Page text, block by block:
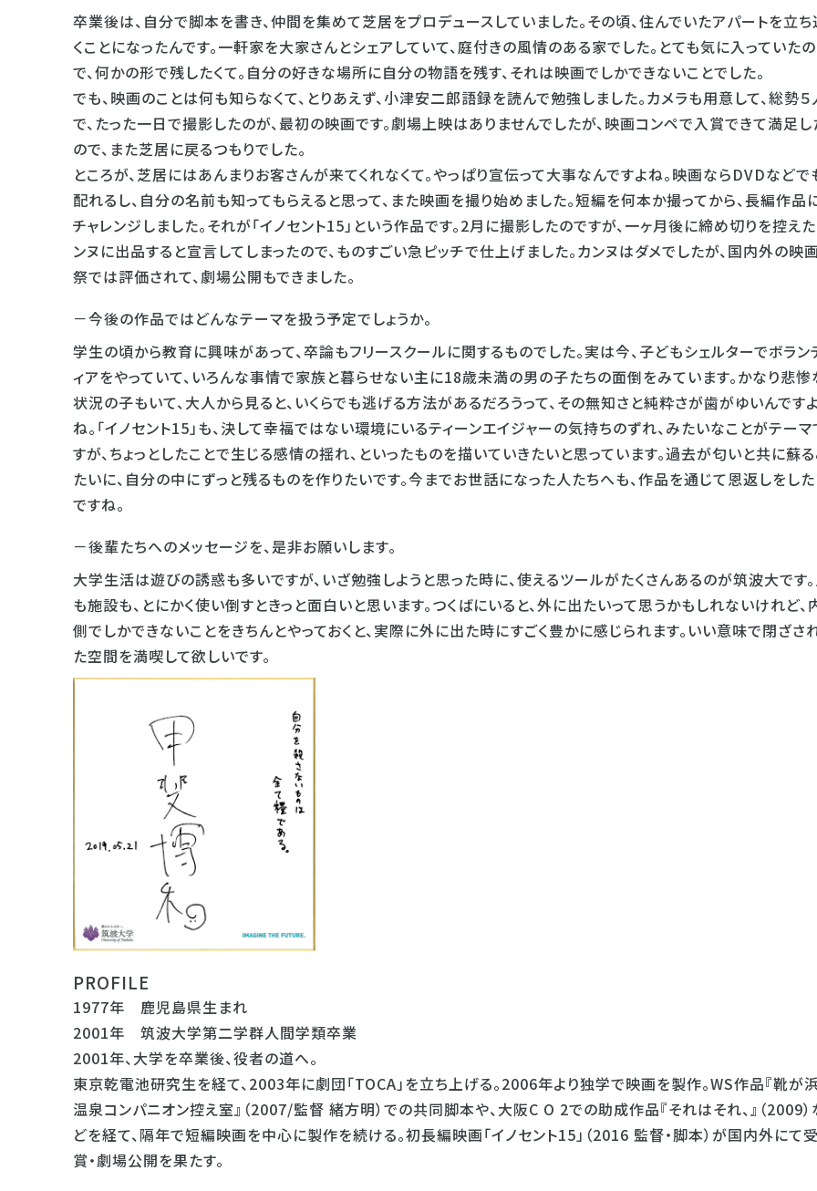
卒業後は、自分で脚本を書き、仲間を集めて芝居をプロデュースしていました。その頃、住んでいたアパートを立ち
くことになったんです。一軒家を大家さんとシェアしていて、庭付きの風情のある家でした。とても気に入っていたの
で、何かの形で残したくて。自分の好きな場所に自分の物語を残す、それは映画でしかできないことでした。
でも、映画のことは何も知らなくて、とりあえず、小津安二郎語録を読んで勉強しました。カメラも用意して、総勢５
で、たった一日で撮影したのが、最初の映画です。劇場上映はありませんでしたが、映画コンペで入賞できて満足し
ので、また芝居に戻るつもりでした。
ところが、芝居にはあんまりお客さんが来てくれなくて。やっぱり宣伝って大事なんですよね。映画ならDVDなどで
配れるし、自分の名前も知ってもらえると思って、また映画を撮り始めました。短編を何本か撮ってから、長編作品
チャレンジしました。それが「イノセント15」という作品です。2月に撮影したのですが、一ヶ月後に締め切りを控え
ンヌに出品すると宣言してしまったので、ものすごい急ピッチで仕上げました。カンヌはダメでしたが、国内外の映画
祭では評価されて、劇場公開もできました。
－今後の作品ではどんなテーマを扱う予定でしょうか。
学生の頃から教育に興味があって、卒論もフリースクールに関するものでした。実は今、子どもシェルターでボラン
ィアをやっていて、いろんな事情で家族と暮らせない主に18歳未満の男の子たちの面倒をみています。かなり悲惨
状況の子もいて、大人から見ると、いくらでも逃げる方法があるだろうって、その無知さと純粋さが歯がゆいんですよ
ね。「イノセント15」も、決して幸福ではない環境にいるティーンエイジャーの気持ちのずれ、みたいなことがテーマ
すが、ちょっとしたことで生じる感情の揺れ、といったものを描いていきたいと思っています。過去が匂いと共に蘇
たいに、自分の中にずっと残るものを作りたいです。今までお世話になった人たちへも、作品を通じて恩返しをし
ですね。
－後輩たちへのメッセージを、是非お願いします。
大学生活は遊びの誘惑も多いですが、いざ勉強しようと思った時に、使えるツールがたくさんあるのが筑波大です
も施設も、とにかく使い倒すときっと面白いと思います。つくばにいると、外に出たいって思うかもしれないけれど、
側でしかできないことをきちんとやっておくと、実際に外に出た時にすごく豊かに感じられます。いい意味で閉ざさ
た空間を満喫して欲しいです。
PROFILE
1977年 鹿児島県生まれ
2001年 筑波大学第二学群人間学類卒業
2001年、大学を卒業後、役者の道へ。
東京乾電池研究生を経て、2003年に劇団「TOCA」を立ち上げる。2006年より独学で映画を製作。WS作品『靴が
温泉コンパニオン控え室』（2007/監督 緒方明）での共同脚本や、大阪C O 2での助成作品『それはそれ、』（2009）
どを経て、隔年で短編映画を中心に製作を続ける。初長編映画「イノセント15」（2016 監督・脚本）が国内外にて受
賞・劇場公開を果たす。